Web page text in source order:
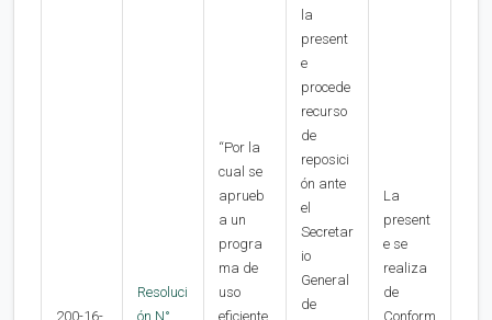
200-16-
Resoluci
ón N°
“Por la
cual se
aprueb
a un
progra
ma de
uso
eficiente
la
present
e
procede
recurso
de
reposici
ón ante
el
Secretar
io
General
de
La
present
e se
realiza
de
Conform